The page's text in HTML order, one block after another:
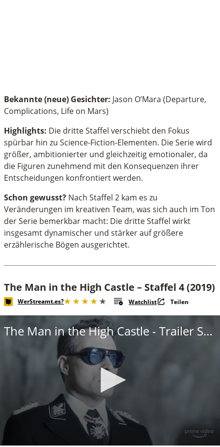
Bekannte (neue) Gesichter: Jason O’Mara (Departure,
Complications, Life on Mars)
Highlights: Die dritte Staffel verschiebt den Fokus
spürbar hin zu Science-Fiction-Elementen. Die Serie wird
größer, ambitionierter und gleichzeitig emotionaler, da
die Figuren zunehmend mit den Konsequenzen ihrer
Entscheidungen konfrontiert werden.
Schon gewusst? Nach Staffel 2 kam es zu
Veränderungen im kreativen Team, was sich auch im Ton
der Serie bemerkbar macht: Die dritte Staffel wirkt
insgesamt dynamischer und stärker auf größere
erzählerische Bögen ausgerichtet.
The Man in the High Castle – Staffel 4 (2019)
WerStreamt.es? Watchlist Teilen
The Man in the High Castle - Trailer Staffel 4